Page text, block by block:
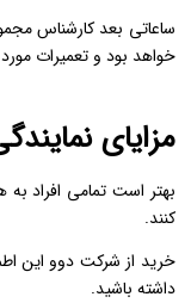
ساعاتی بعد کارشناس
خواهد بود و تعمیرات مورد
مزایای
بهتر است تمامی افراد
کنند.
خرید از شرکت دوو این
داشته باشید.